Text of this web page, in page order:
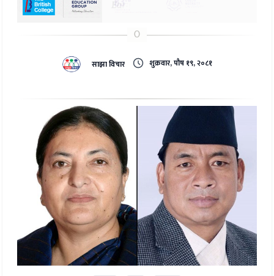
साझा विचार शुक्रवार, पौष १९, २०८१